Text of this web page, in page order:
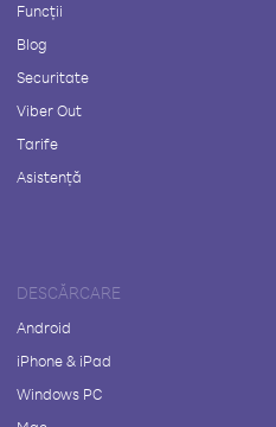
Funcții
Blog
Securitate
Viber Out
Tarife
Asistență
DESCĂRCARE
Android
iPhone & iPad
Windows PC